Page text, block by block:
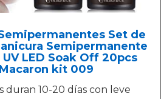
Set de
Semipermanente
LED Soak Off 20pcs
kit 009
duran 10-20 días con leve